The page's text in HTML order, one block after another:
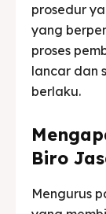
prosedur
yang
proses
lancar dan
berlaku.
Biro
Mengurus